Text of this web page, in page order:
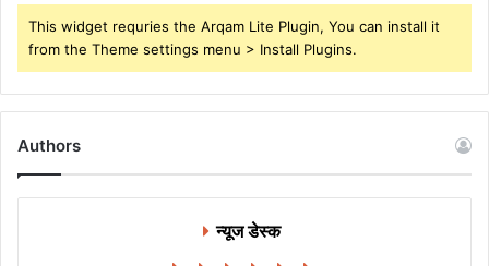
This widget requries the Arqam Lite Plugin, You can install it
from the Theme settings menu > Install Plugins.
Authors
न्यूज डेस्क